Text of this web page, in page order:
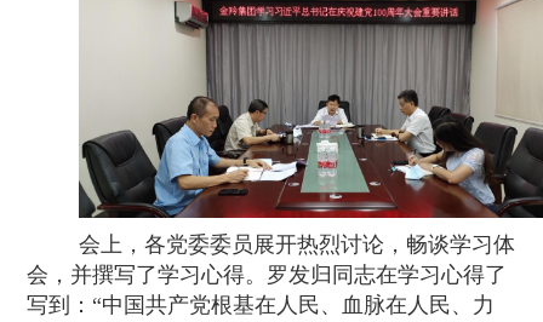
会上，各党委委员展开热烈讨论，畅谈学习体
会，并撰写了学习心得。罗发归同志在学习心得了
写到： “中国共产党根基在人民、血脉在人民、力